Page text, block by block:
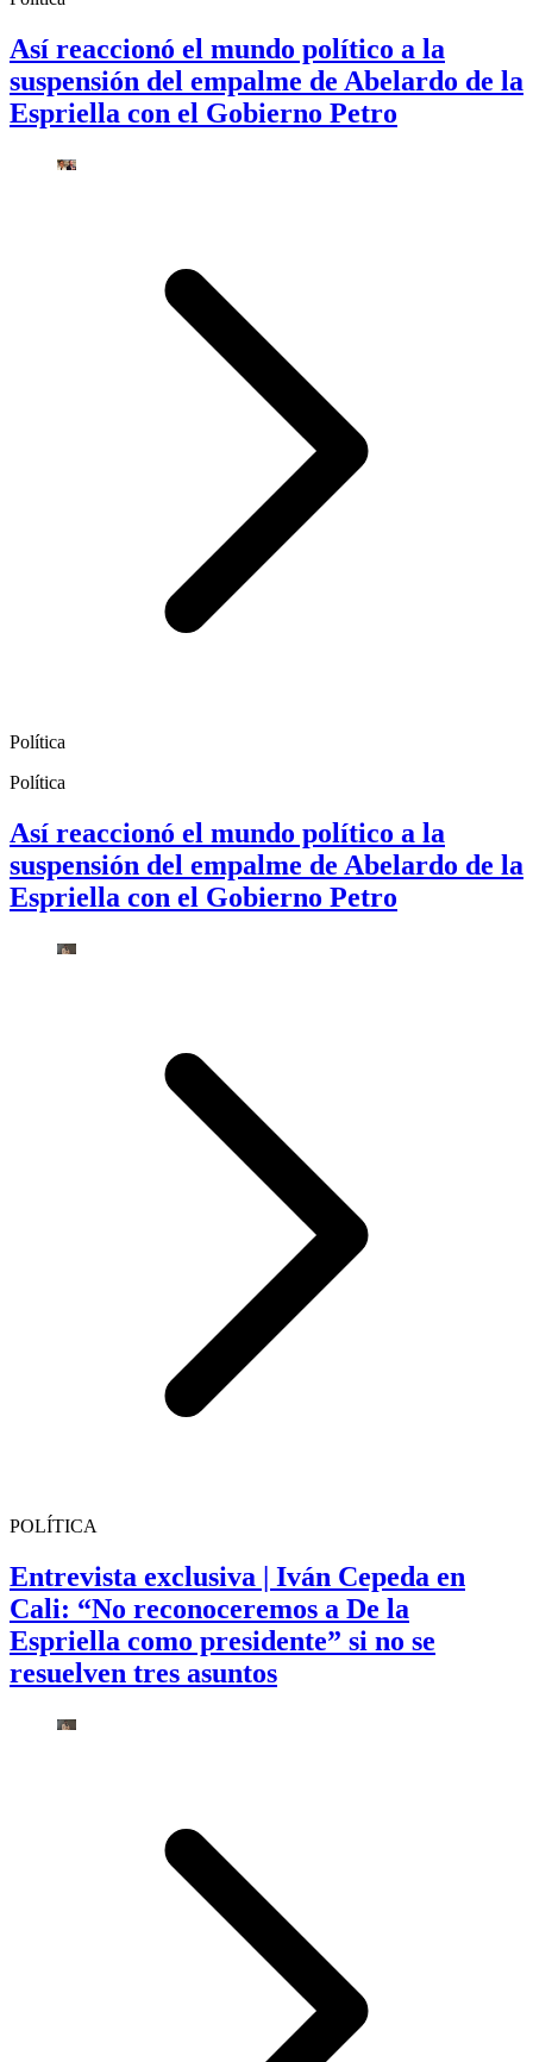
Así reaccionó el mundo político a la
suspensión del empalme de Abelardo de la
Espriella con el Gobierno Petro
Política
Política
Así reaccionó el mundo político a la
suspensión del empalme de Abelardo de la
Espriella con el Gobierno Petro
POLÍTICA
Entrevista exclusiva | Iván Cepeda en
Cali: “No reconoceremos a De la
Espriella como presidente” si no se
resuelven tres asuntos